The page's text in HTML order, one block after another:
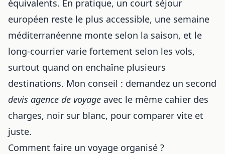
équivalents. En pratique, un court séjour
européen reste le plus accessible, une semaine
méditerranéenne monte selon la saison, et le
long-courrier varie fortement selon les vols,
surtout quand on enchaîne plusieurs
destinations. Mon conseil : demandez un second
devis agence de voyage avec le même cahier des
charges, noir sur blanc, pour comparer vite et
juste.
Comment faire un voyage organisé ?